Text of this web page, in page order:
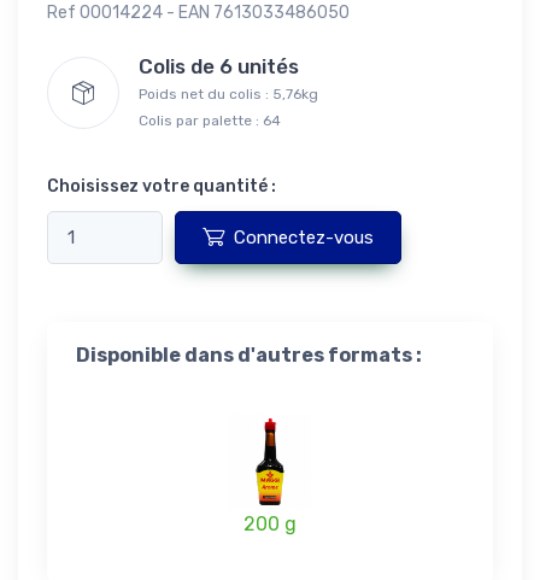
Ref 00014224 - EAN 7613033486050
Colis de 6 unités
Poids net du colis : 5,76kg
Colis par palette : 64
Choisissez votre quantité :
Connectez-vous
Disponible dans d'autres formats :
200 g